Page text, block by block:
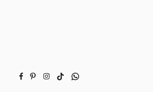
Facebook
PinterestInstagram
TikTokWhatsapp